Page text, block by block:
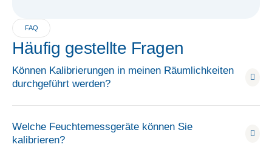
FAQ
Häufig gestellte Fragen
Können Kalibrierungen in meinen Räumlichkeiten
durchgeführt werden?
Welche Feuchtemessgeräte können Sie
kalibrieren?